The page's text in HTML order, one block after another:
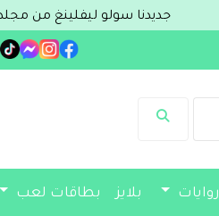
جديدنا سولو ليفلينغ من مجلد 1 الى 15 بالغة الانجليزية
روايات بلايز بطاقات لعب